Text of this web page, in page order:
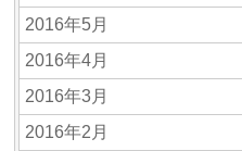
2016年5月
2016年4月
2016年3月
2016年2月